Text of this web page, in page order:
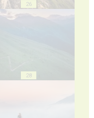
26
28